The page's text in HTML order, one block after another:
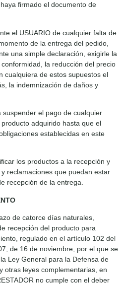
firmado el documento de
el USUARIO de cualquier falta de
de la entrega del pedido,
una simple declaración, exigirle la
la reducción del precio
cualquiera de estos supuestos el
la indemnización de daños y
suspender el pago de cualquier
adquirido hasta que el
establecidas en este
los productos a la recepción y
reclamaciones que puedan estar
recepción de la entrega.
de catorce días naturales,
recepción del producto para
regulado en el artículo 102 del
de 16 de noviembre, por el que se
Ley General para la Defensa de
otras leyes complementarias, en
no cumple con el deber